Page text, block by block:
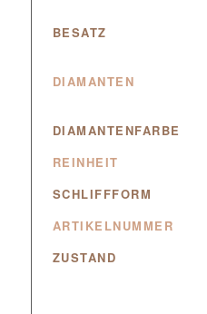
BESATZ
DIAMANTEN
DIAMANTENFARBE
REINHEIT
SCHLIFFFORM
ARTIKELNUMMER
ZUSTAND